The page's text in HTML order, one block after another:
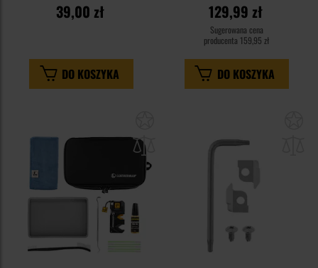
39,00 zł
DO KOSZYKA
129,99 zł
Sugerowana cena
producenta 159,95 zł
DO KOSZYKA